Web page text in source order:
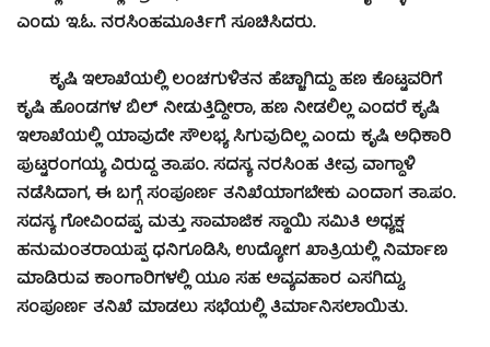
ಎಂದು ಇ.ಓ. ನರಸಿಂಹಮೂರ್ತಿಗೆ ಸೂಚಿಸಿದರು.
ಕೃಷಿ ಇಲಾಖೆಯಲ್ಲಿ ಲಂಚಗುಳಿತನ ಹೆಚ್ಚಾಗಿದ್ದು ಹಣ ಕೊಟ್ಟವರಿಗೆ
ಕೃಷಿ ಹೊಂಡಗಳ ಬಿಲ್ ನೀಡುತ್ತಿದ್ದೀರಾ, ಹಣ ನೀಡಲಿಲ್ಲ ಎಂದರೆ ಕೃಷಿ
ಇಲಾಖೆಯಲ್ಲಿ ಯಾವುದೇ ಸೌಲಭ್ಯ ಸಿಗುವುದಿಲ್ಲ ಎಂದು ಕೃಷಿ ಅಧಿಕಾರಿ
ಪುಟ್ಟರಂಗಯ್ಯ ವಿರುದ್ದ ತಾ.ಪಂ. ಸದಸ್ಯ ನರಸಿಂಹ ತೀವ್ರ ವಾಗ್ದಾಳಿ
ನಡೆಸಿದಾಗ, ಈ ಬಗ್ಗೆ ಸಂಪೂರ್ಣ ತನಿಖೆಯಾಗಬೇಕು ಎಂದಾಗ ತಾ.ಪಂ.
ಸದಸ್ಯ ಗೋವಿಂದಪ್ಪ, ಮತ್ತು ಸಾಮಾಜಿಕ ಸ್ಥಾಯಿ ಸಮಿತಿ ಅಧ್ಯಕ್ಷ
ಹನುಮಂತರಾಯಪ್ಪ ಧನಿಗೂಡಿಸಿ, ಉದ್ಯೋಗ ಖಾತ್ರಿಯಲ್ಲಿ ನಿರ್ಮಾಣ
ಮಾಡಿರುವ ಕಾಂಗಾರಿಗಳಲ್ಲಿ ಯೂ ಸಹ ಅವ್ಯವಹಾರ ಎಸಗಿದ್ದು,
ಸಂಪೂರ್ಣ ತನಿಖೆ ಮಾಡಲು ಸಭೆಯಲ್ಲಿ ತಿರ್ಮಾನಿಸಲಾಯಿತು.